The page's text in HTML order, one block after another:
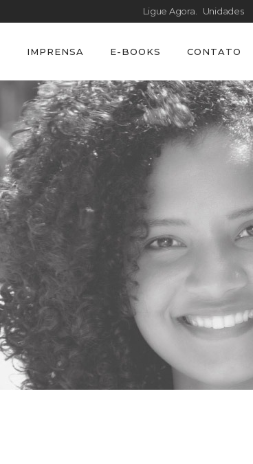
Ligue Agora. Unidades
IMPRENSA E-BOOKS CONTATO